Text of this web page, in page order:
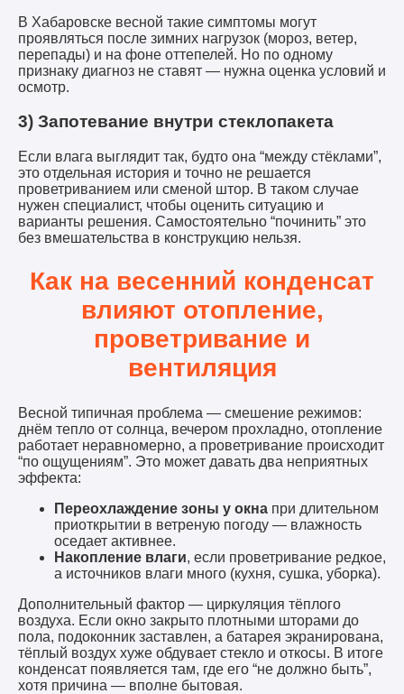
В Хабаровске весной такие симптомы могут
проявляться после зимних нагрузок (мороз, ветер,
перепады) и на фоне оттепелей. Но по одному
признаку диагноз не ставят — нужна оценка условий и
осмотр.
3) Запотевание внутри стеклопакета
Если влага выглядит так, будто она “между стёклами”,
это отдельная история и точно не решается
проветриванием или сменой штор. В таком случае
нужен специалист, чтобы оценить ситуацию и
варианты решения. Самостоятельно “починить” это
без вмешательства в конструкцию нельзя.
Как на весенний конденсат
влияют отопление,
проветривание и
вентиляция
Весной типичная проблема — смешение режимов:
днём тепло от солнца, вечером прохладно, отопление
работает неравномерно, а проветривание происходит
“по ощущениям”. Это может давать два неприятных
эффекта:
Переохлаждение зоны у окна при длительном
приоткрытии в ветреную погоду — влажность
оседает активнее.
Накопление влаги, если проветривание редкое,
а источников влаги много (кухня, сушка, уборка).
Дополнительный фактор — циркуляция тёплого
воздуха. Если окно закрыто плотными шторами до
пола, подоконник заставлен, а батарея экранирована,
тёплый воздух хуже обдувает стекло и откосы. В итоге
конденсат появляется там, где его “не должно быть”,
хотя причина — вполне бытовая.